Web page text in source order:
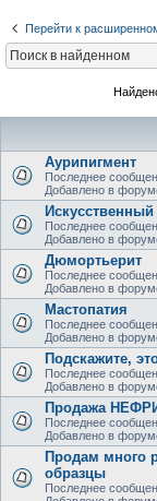
Перейти к
Аурипигмент
Последнее
Добавлено в
Искусственный
Последнее
Добавлено в
Дюмортьерит
Последнее
Добавлено в
Мастопатия
Последнее
Добавлено в
Подскажите,
Последнее
Добавлено в
Продажа
Последнее
Добавлено в
Продам много
образцы
Последнее